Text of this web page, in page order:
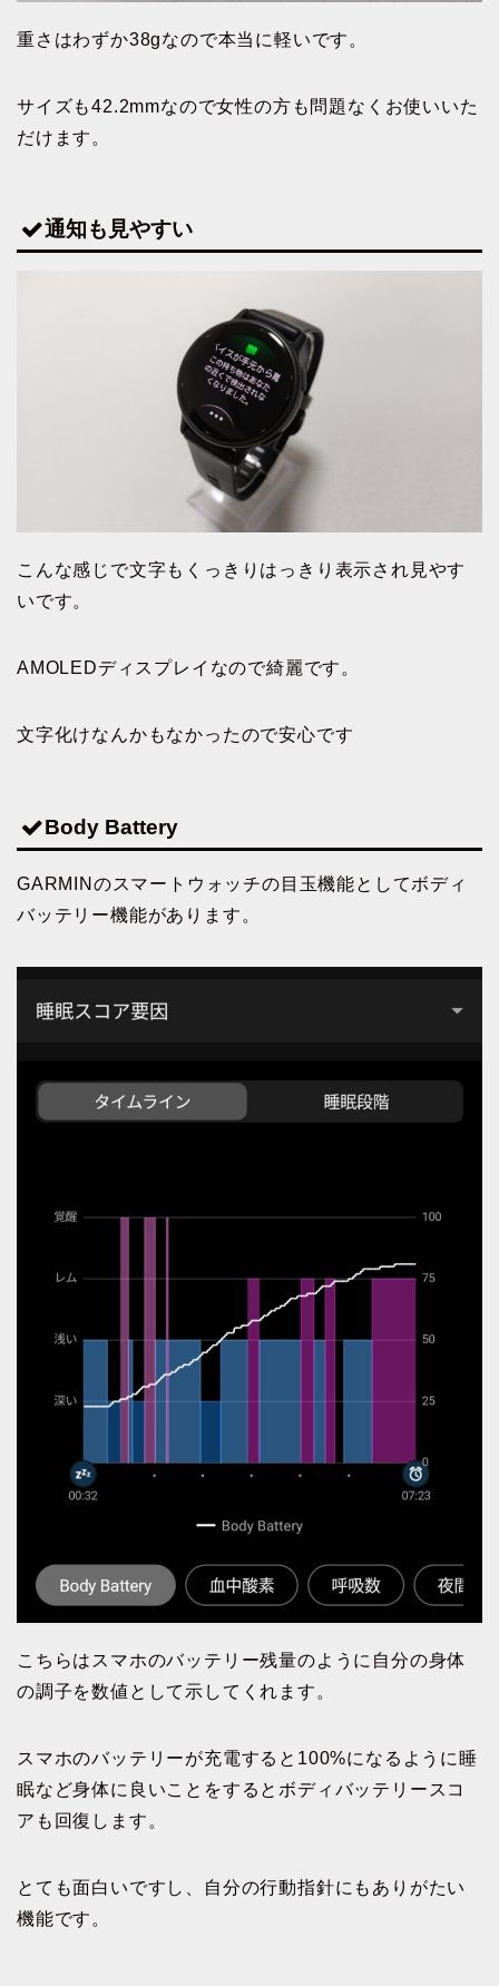
重さはわずか38gなので本当に軽いです。
サイズも42.2mmなので女性の方も問題なくお使いいた
だけます。
通知も見やすい
こんな感じで文字もくっきりはっきり表示され見やす
いです。
AMOLEDディスプレイなので綺麗です。
文字化けなんかもなかったので安心です
Body Battery
GARMINのスマートウォッチの目玉機能としてボディ
バッテリー機能があります。
こちらはスマホのバッテリー残量のように自分の身体
の調子を数値として示してくれます。
スマホのバッテリーが充電すると100%になるように睡
眠など身体に良いことをするとボディバッテリースコ
アも回復します。
とても面白いですし、自分の行動指針にもありがたい
機能です。